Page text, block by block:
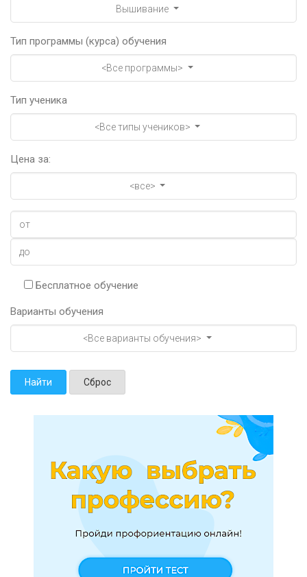
Вышивание
Тип программы (курса) обучения
<Все программы>
Тип ученика
<Все типы учеников>
Цена за:
<все>
Бесплатное обучение
Варианты обучения
<Все варианты обучения>
Найти Сброс